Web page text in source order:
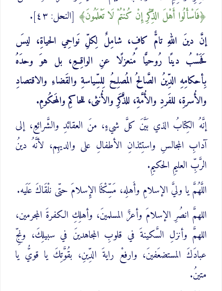
فَاسْأَلُوا ‌أَهْلَ ‌الذِّكْرِ إِنْ كُنْتُمْ لَا تَعْلَمُونَ
[النحل: ٤٣].
إنَّ دينَ اللهِ تامٌّ كافٍ، شامِلٌ لِكلِّ نَواحِي الحياةِ، ليسَ
فَحَسْبُ دينًا رُوحيًّا مُنعزلًا عنِ الواقِعِ، بل هوَ وحدَهُ
بِأحكامِهِ الدِّينُ الصَّالِحُ المُصلِحُ لِلسِّياسةِ والقَضاءِ والاقتصادِ
والأُسرةِ، للفَردِ والأُمَّةِ، للذَّكَرِ والأُنثى، للحاكمِ والمَحكُومِ.
إنَّهُ الكِتابُ الذي بَيَّنَ كلَّ شيءٍ، منَ العقائدِ والشَّرائعِ، إلى
آدابِ المجالسِ واستِئذانِ الأطفالِ على والديهِم، لأنَّهُ دينُ
الرَّبِّ العليمِ الحكيمِ.
اللَّهُمَّ يا وليَّ الإسلامِ وأَهلِه، مَسِّكْنَا الإِسلامَ حتّى نلْقَاكَ عَلَيه.
اللهمَّ انصُرِ الإسلامَ وأعزَّ المسلمينَ، وأهلِكِ الكفرةَ المجرمين،
اللهمَّ وأنزلِ السَّكينةَ في قلوبِ المجاهدينَ في سبيلِكَ، ونجِّ
عبادَكَ المستضعَفينَ، وارفعْ رايةَ الدِّينِ، بقُوَّتِكَ يا قويُّ يا
متينُ.